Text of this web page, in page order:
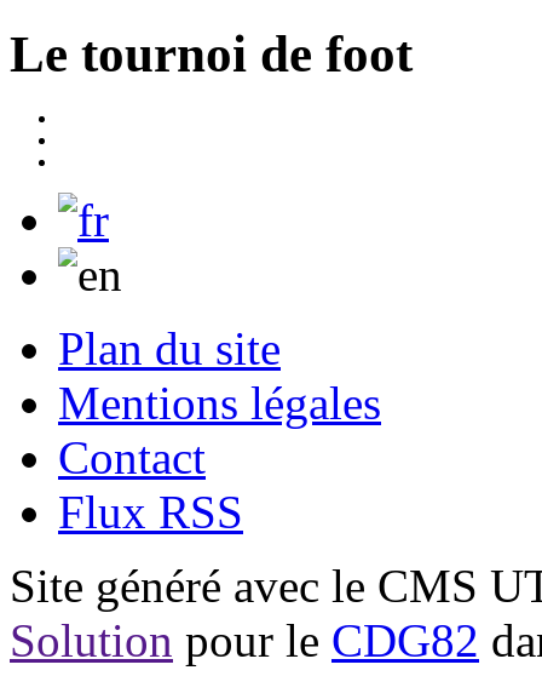
Le tournoi de foot
Plan du site
Mentions légales
Contact
Flux RSS
Site généré avec le CMS
Solution pour le CDG82